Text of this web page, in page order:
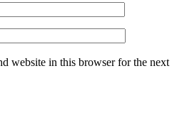
website in this browser for the next